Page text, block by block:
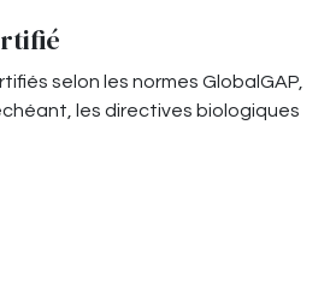
selon les normes GlobalGAP,
les directives biologiques